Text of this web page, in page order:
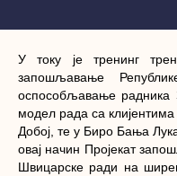
У току је тренинг
запошљавање
оспособљавање радника
модел рада са
Добој, те у Биро Бања
овај начин Пројекат
Швицарске ради на